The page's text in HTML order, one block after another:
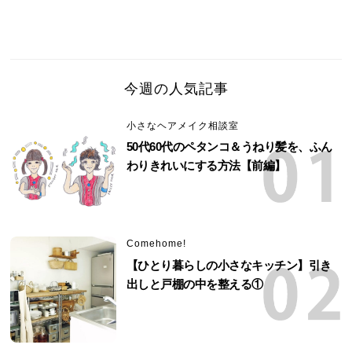
今週の人気記事
小さなヘアメイク相談室
50代60代のペタンコ＆うねり髪を、ふん
わりきれいにする方法【前編】
Comehome!
【ひとり暮らしの小さなキッチン】引き
出しと戸棚の中を整える①